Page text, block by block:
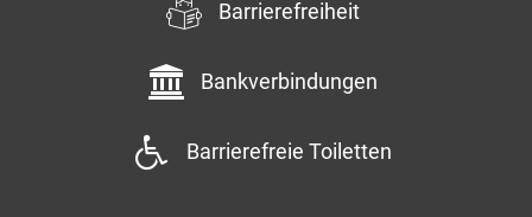
Barrierefreiheit
Bankverbindungen
Barrierefreie Toiletten